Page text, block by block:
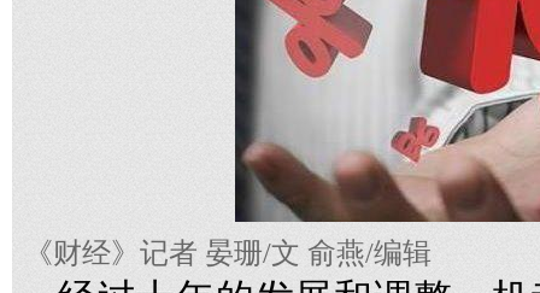
《财经》记者 晏珊/文 俞燕/编辑